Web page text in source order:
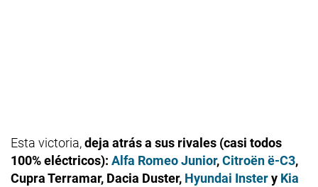
Esta victoria,deja atrás a sus rivales (casi todos
100% eléctricos): Alfa Romeo Junior,Citroën ë-C3,
Cupra Terramar, Dacia Duster, Hyundai Instery Kia